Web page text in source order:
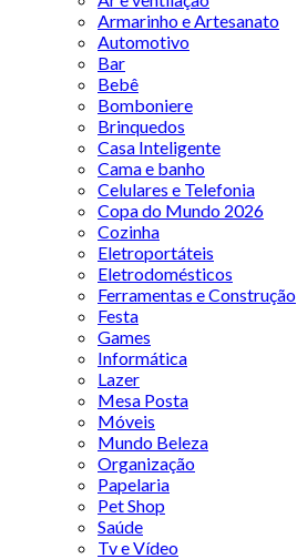
Armarinho e Artesanato
Automotivo
Bar
Bebê
Bomboniere
Brinquedos
Casa Inteligente
Cama e banho
Celulares e Telefonia
Copa do Mundo 2026
Cozinha
Eletroportáteis
Eletrodomésticos
Ferramentas e Construção
Festa
Games
Informática
Lazer
Mesa Posta
Móveis
Mundo Beleza
Organização
Papelaria
Pet Shop
Saúde
Tv e Vídeo